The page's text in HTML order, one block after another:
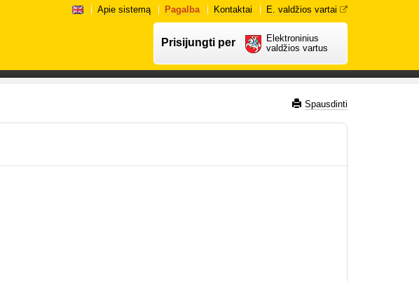
Apie sistemą Pagalba Kontaktai E. valdžios vartai
Prisijungti per
Elektroninius
valdžios vartus
Spausdinti